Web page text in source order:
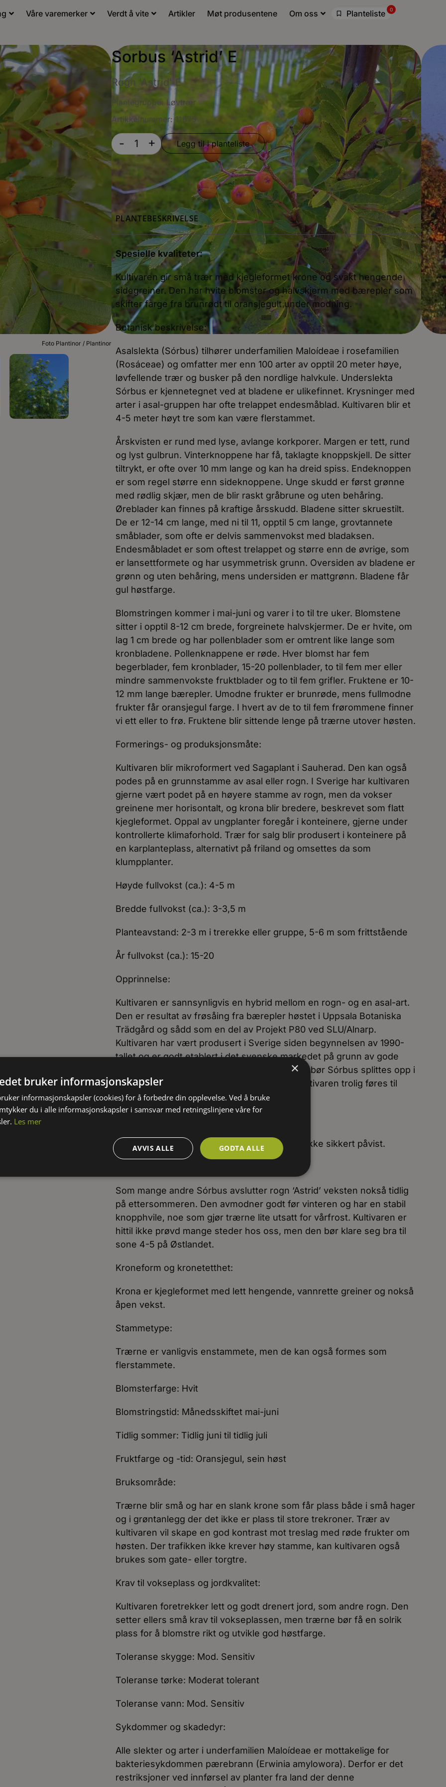
Våre varemerker Verdt å vite Artikler Møt produsentene Om oss Planteliste 0
Foto Plantinor / Plantinor
Sorbus ‘Astrid’ E
Rogn 'Astrid' E
Plantegruppe: Løvtrær
Artikkelnummer: 11675
- + Legg til i planteliste
PLANTEBESKRIVELSE
Spesielle kvaliteter:
Kultivaren gir små trær med kjegleformet krone og svakt hengende
sidegreiner. Den har hvite blomster og halvskjerm med bærepler som
skifter farge fra brunrødt til oransjegult under modning.
Botanisk beskrivelse:
Asalslekta (Sórbus) tilhører underfamilien Maloídeae i rosefamilien
(Rosáceae) og omfatter mer enn 100 arter av opptil 20 meter høye,
løvfellende trær og busker på den nordlige halvkule. Underslekta
Sórbus er kjennetegnet ved at bladene er ulikefinnet. Krysninger med
arter i asal-gruppen har ofte trelappet endesmåblad. Kultivaren blir et
4-5 meter høyt tre som kan være flerstammet.
Årskvisten er rund med lyse, avlange korkporer. Margen er tett, rund
og lyst gulbrun. Vinterknoppene har få, taklagte knoppskjell. De sitter
tiltrykt, er ofte over 10 mm lange og kan ha dreid spiss. Endeknoppen
er som regel større enn sideknoppene. Unge skudd er først grønne
med rødlig skjær, men de blir raskt gråbrune og uten behåring.
Øreblader kan finnes på kraftige årsskudd. Bladene sitter skruestilt.
De er 12-14 cm lange, med ni til 11, opptil 5 cm lange, grovtannete
småblader, som ofte er delvis sammenvokst med bladaksen.
Endesmåbladet er som oftest trelappet og større enn de øvrige, som
er lansettformete og har usymmetrisk grunn. Oversiden av bladene er
grønn og uten behåring, mens undersiden er mattgrønn. Bladene får
gul høstfarge.
Blomstringen kommer i mai-juni og varer i to til tre uker. Blomstene
sitter i opptil 8-12 cm brede, forgreinete halvskjermer. De er hvite, om
lag 1 cm brede og har pollenblader som er omtrent like lange som
kronbladene. Pollenknappene er røde. Hver blomst har fem
begerblader, fem kronblader, 15-20 pollenblader, to til fem mer eller
mindre sammenvokste fruktblader og to til fem grifler. Fruktene er 10-
12 mm lange bærepler. Umodne frukter er brunrøde, mens fullmodne
frukter får oransjegul farge. I hvert av de to til fem frørommene finner
vi ett eller to frø. Fruktene blir sittende lenge på trærne utover høsten.
Formerings- og produksjonsmåte:
Kultivaren blir mikroformert ved Sagaplant i Sauherad. Den kan også
podes på en grunnstamme av asal eller rogn. I Sverige har kultivaren
gjerne vært podet på en høyere stamme av rogn, men da vokser
greinene mer horisontalt, og krona blir bredere, beskrevet som flatt
kjegleformet. Oppal av ungplanter foregår i konteinere, gjerne under
kontrollerte klimaforhold. Trær for salg blir produsert i konteinere på
en karplanteplass, alternativt på friland og omsettes da som
klumpplanter.
Høyde fullvokst (ca.): 4-5 m
Bredde fullvokst (ca.): 3-3,5 m
Planteavstand: 2-3 m i trerekke eller gruppe, 5-6 m som frittstående
År fullvokst (ca.): 15-20
Opprinnelse:
Kultivaren er sannsynligvis en hybrid mellom en rogn- og en asal-art.
Den er resultat av frøsåing fra bærepler høstet i Uppsala Botaniska
Trädgård og sådd som en del av Projekt P80 ved SLU/Alnarp.
Kultivaren har vært produsert i Sverige siden begynnelsen av 1990-
tallet og er godt etablert i det svenske markedet på grunn av gode
egenskaper. Ifølge Sennikov og Kurtto (2017) bør Sórbus splittes opp i
flere slekter, og i så fall skal denne hybrid-kultivaren trolig føres til
slekta Hedlúndia.
Kultivaren er en hybrid, og foreldreartene er ikke sikkert påvist.
Som mange andre Sórbus avslutter rogn ‘Astrid’ veksten nokså tidlig
på ettersommeren. Den avmodner godt før vinteren og har en stabil
knopphvile, noe som gjør trærne lite utsatt for vårfrost. Kultivaren er
hittil ikke prøvd mange steder hos oss, men den bør klare seg bra til
sone 4-5 på Østlandet.
Kroneform og kronetetthet:
Krona er kjegleformet med lett hengende, vannrette greiner og nokså
åpen vekst.
Stammetype:
Trærne er vanligvis enstammete, men de kan også formes som
flerstammete.
Blomsterfarge: Hvit
Blomstringstid: Månedsskiftet mai-juni
Tidlig sommer: Tidlig juni til tidlig juli
Fruktfarge og -tid: Oransjegul, sein høst
Bruksområde:
Trærne blir små og har en slank krone som får plass både i små hager
og i grøntanlegg der det ikke er plass til store trekroner. Trær av
kultivaren vil skape en god kontrast mot treslag med røde frukter om
høsten. Der trafikken ikke krever høy stamme, kan kultivaren også
brukes som gate- eller torgtre.
Krav til vokseplass og jordkvalitet:
Kultivaren foretrekker lett og godt drenert jord, som andre rogn. Den
setter ellers små krav til vokseplassen, men trærne bør få en solrik
plass for å blomstre rikt og utvikle god høstfarge.
Toleranse skygge: Mod. Sensitiv
Toleranse tørke: Moderat tolerant
Toleranse vann: Mod. Sensitiv
Sykdommer og skadedyr:
Alle slekter og arter i underfamilien Maloídeae er mottakelige for
bakteriesykdommen pærebrann (Erwinia amylowora). Derfor er det
restriksjoner ved innførsel av planter fra land der denne
×
bruker informasjonskapsler
informasjonskapsler (cookies) for å forbedre din opplevelse. Ved å bruke
du i alle informasjonskapsler i samsvar med retningslinjene våre for
Les mer
GODTA ALLE
AVVIS ALLE